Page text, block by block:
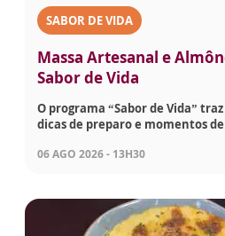
SABOR DE VIDA
Massa Artesanal e
Sabor de Vida
O programa “Sabor de Vida”
dicas de preparo e momentos
06 AGO 2026 - 13H30